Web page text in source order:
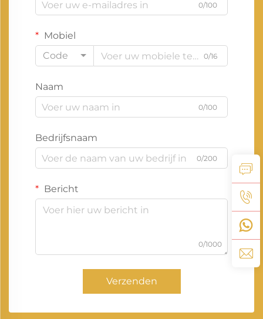
0/100
Mobiel
Code
0/16
Naam
0/100
Bedrijfsnaam
0/200
Bericht
0/1000
Verzenden